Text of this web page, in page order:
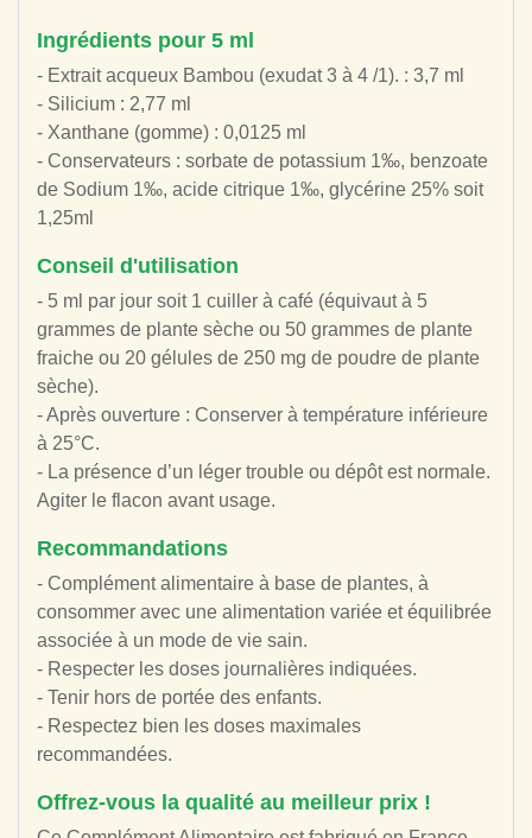
Ingrédients pour 5 ml
- Extrait acqueux Bambou (exudat 3 à 4 /1). : 3,7 ml
- Silicium : 2,77 ml
- Xanthane (gomme) : 0,0125 ml
- Conservateurs : sorbate de potassium 1‰, benzoate
de Sodium 1‰, acide citrique 1‰, glycérine 25% soit
1,25ml
Conseil d'utilisation
- 5 ml par jour soit 1 cuiller à café (équivaut à 5
grammes de plante sèche ou 50 grammes de plante
fraiche ou 20 gélules de 250 mg de poudre de plante
sèche).
- Après ouverture : Conserver à température inférieure
à 25°C.
- La présence d’un léger trouble ou dépôt est normale.
Agiter le flacon avant usage.
Recommandations
- Complément alimentaire à base de plantes, à
consommer avec une alimentation variée et équilibrée
associée à un mode de vie sain.
- Respecter les doses journalières indiquées.
- Tenir hors de portée des enfants.
- Respectez bien les doses maximales
recommandées.
Offrez-vous la qualité au meilleur prix !